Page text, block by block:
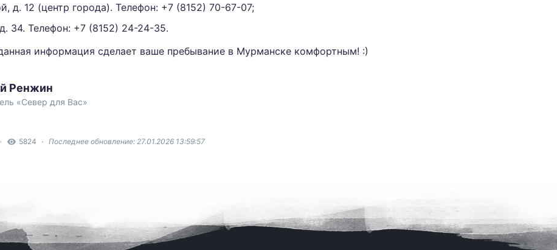
д. 12 (центр города). Телефон: +7 (8152) 70-67-07;
34. Телефон: +7 (8152) 24-24-35.
информация сделает ваше пребывание в Мурманске комфортным! :)
Ренжин
«Север для Вас»
5824 Последнее обновление: 27.01.2026 13:59:57